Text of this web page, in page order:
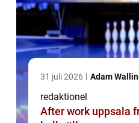
31 juli 2026 Adam Wallin
redaktionel
After work uppsala från snabb aw till